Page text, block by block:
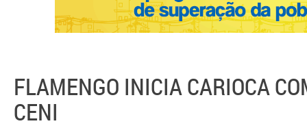
FLAMENGO INICIA CARIOCA
CENI